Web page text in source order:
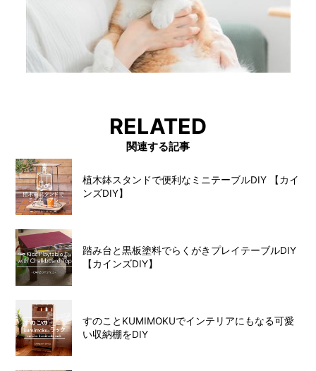
RELATED
関連する記事
植木鉢スタンドで便利なミニテーブルDIY 【カイ
ンズDIY】
踏み台と黒板塗料でらくがきプレイテーブルDIY
【カインズDIY】
すのことKUMIMOKUでインテリアにもなる可愛
い収納棚をDIY